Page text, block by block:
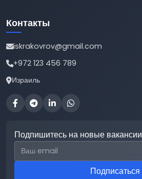
Контакты
iskrakovrov@gmail.com
+972 123 456 789
Израиль
Подпишитесь на новые вакансии
Email для подписки
Подписаться